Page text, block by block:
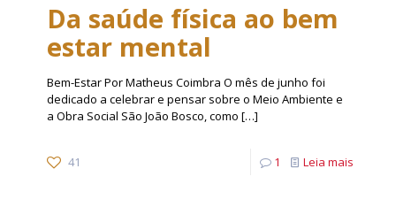
Da saúde física ao bem
estar mental
Bem-Estar Por Matheus Coimbra O mês de junho foi
dedicado a celebrar e pensar sobre o Meio Ambiente e
a Obra Social São João Bosco, como […]
41 1 Leia mais